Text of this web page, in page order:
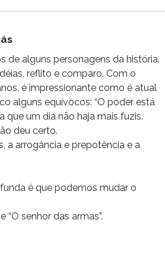
de alguns personagens da história.
reflito e comparo. Com o
é impressionante como é atual
alguns equívocos: “O poder está
que um dia não haja mais fuzis.
deu certo.
a arrogância e prepotência e a
é que podemos mudar o
senhor das armas”.